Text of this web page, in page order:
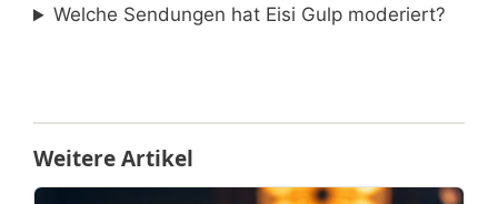
Welche Sendungen hat Eisi Gulp moderiert?
Weitere Artikel